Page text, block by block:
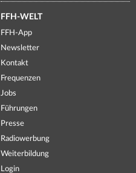
FFH-WELT
FFH-App
Newsletter
Kontakt
Frequenzen
Jobs
Führungen
Presse
Radiowerbung
Weiterbildung
Login